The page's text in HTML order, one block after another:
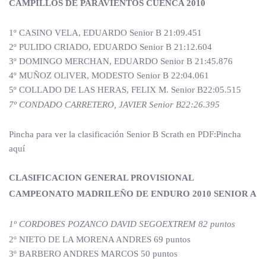
CAMPILLOS DE PARAVIENTOS CUENCA 2010
1º CASINO VELA, EDUARDO Senior B 21:09.451
2º PULIDO CRIADO, EDUARDO Senior B 21:12.604
3º DOMINGO MERCHAN, EDUARDO Senior B 21:45.876
4º MUÑOZ OLIVER, MODESTO Senior B 22:04.061
5º COLLADO DE LAS HERAS, FELIX M. Senior B22:05.515
7º CONDADO CARRETERO, JAVIER Senior B22:26.395
Pincha para ver la clasificación Senior B Scrath en PDF:Pincha
aquí
CLASIFICACION GENERAL PROVISIONAL
CAMPEONATO MADRILEÑO DE ENDURO 2010 SENIOR A
1º CORDOBES POZANCO DAVID SEGOEXTREM 82 puntos
2º NIETO DE LA MORENA ANDRES 69 puntos
3º BARBERO ANDRES MARCOS 50 puntos